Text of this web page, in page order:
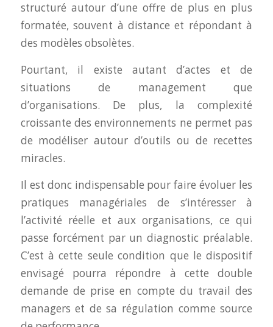
structuré autour d’une offre de plus en plus
formatée, souvent à distance et répondant à
des modèles obsolètes.
Pourtant, il existe autant d’actes et de
situations de management que
d’organisations. De plus, la complexité
croissante des environnements ne permet pas
de modéliser autour d’outils ou de recettes
miracles.
Il est donc indispensable pour faire évoluer les
pratiques managériales de s’intéresser à
l’activité réelle et aux organisations, ce qui
passe forcément par un diagnostic préalable.
C’est à cette seule condition que le dispositif
envisagé pourra répondre à cette double
demande de prise en compte du travail des
managers et de sa régulation comme source